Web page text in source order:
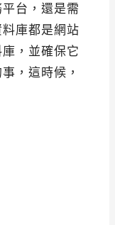
台，還是需
庫都是網站
，並確保它
，這時候，